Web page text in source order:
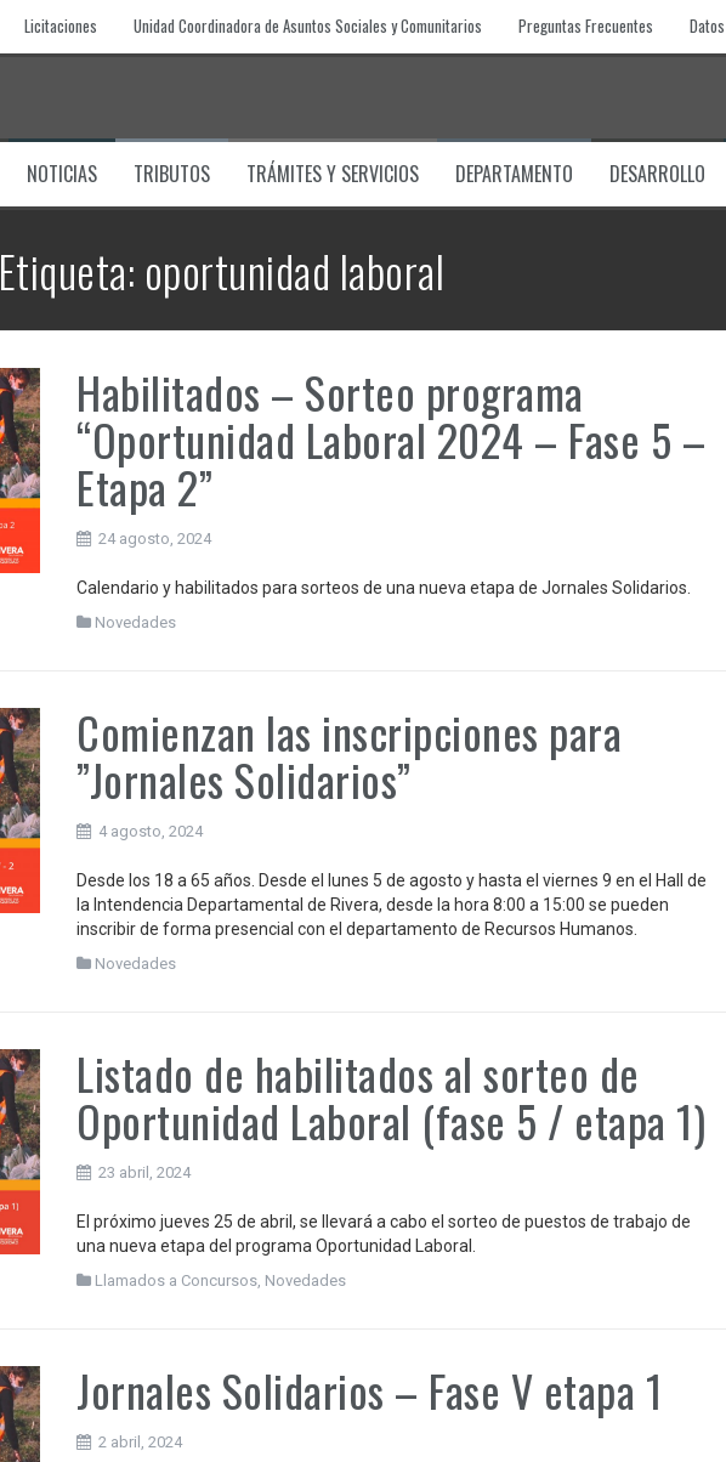
Licitaciones Unidad Coordinadora de Asuntos Sociales y Comunitarios Preguntas Frecuentes
NOTICIAS TRIBUTOS TRÁMITES Y SERVICIOS DEPARTAMENTO DESARROLLO
Etiqueta: oportunidad laboral
Habilitados – Sorteo programa
“Oportunidad Laboral 2024 – Fase 5 –
Etapa 2”
24 agosto, 2024
Calendario y habilitados para sorteos de una nueva etapa de Jornales Solidarios.
Novedades
Comienzan las inscripciones para
”Jornales Solidarios”
4 agosto, 2024
Desde los 18 a 65 años. Desde el lunes 5 de agosto y hasta el viernes 9 en el Hall de
la Intendencia Departamental de Rivera, desde la hora 8:00 a 15:00 se pueden
inscribir de forma presencial con el departamento de Recursos Humanos.
Novedades
Listado de habilitados al sorteo de
Oportunidad Laboral (fase 5 / etapa 1)
23 abril, 2024
El próximo jueves 25 de abril, se llevará a cabo el sorteo de puestos de trabajo de
una nueva etapa del programa Oportunidad Laboral.
Llamados a Concursos, Novedades
Jornales Solidarios – Fase V etapa 1
2 abril, 2024